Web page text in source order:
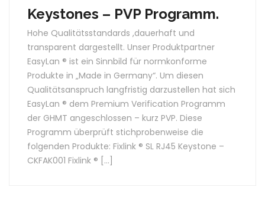
Keystones – PVP Programm.
Hohe Qualitätsstandards ,dauerhaft und
transparent dargestellt. Unser Produktpartner
EasyLan ® ist ein Sinnbild für normkonforme
Produkte in „Made in Germany“. Um diesen
Qualitätsanspruch langfristig darzustellen hat sich
EasyLan ® dem Premium Verification Programm
der GHMT angeschlossen – kurz PVP. Diese
Programm überprüft stichprobenweise die
folgenden Produkte: Fixlink ® SL RJ45 Keystone –
CKFAK001 Fixlink ® […]